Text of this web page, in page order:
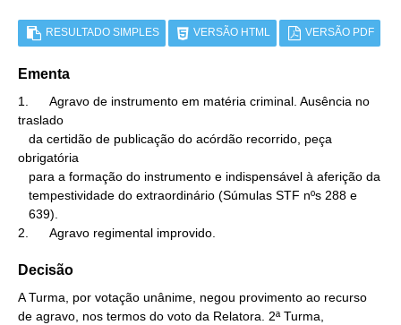
RESULTADO SIMPLES VERSÃO HTML VERSÃO PDF
Ementa
1.      Agravo de instrumento em matéria criminal. Ausência no
traslado
obrigatória
2.      Agravo regimental improvido.
Decisão
A Turma, por votação unânime, negou provimento ao recurso
de agravo, nos termos do voto da Relatora. 2ª Turma,